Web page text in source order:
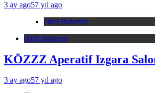
3 ay ago57 yıl ago
Özel Haberler
Özel Haberler
KÖZZZ Aperatif Izgara
3 ay ago57 yıl ago